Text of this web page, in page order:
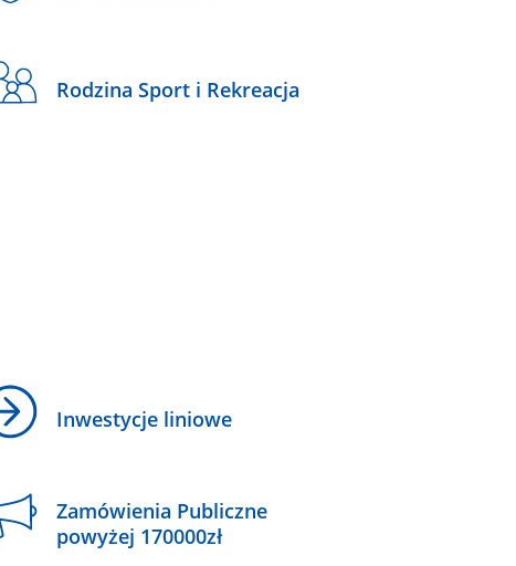
Rodzina Sport i Rekreacja
Inwestycje liniowe
Zamówienia Publiczne
powyżej 170000zł